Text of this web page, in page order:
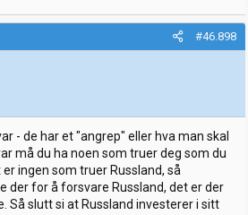
#46.898
- de har et "angrep" eller hva man skal
må du ha noen som truer deg som du
ingen som truer Russland, så
der for å forsvare Russland, det er der
Så slutt si at Russland investerer i sitt